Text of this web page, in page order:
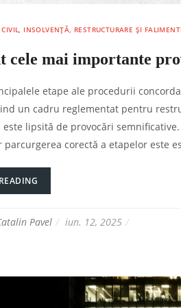
INSOLVENȚĂ, RESTRUCTURARE ȘI
cele mai importante
etape ale procedurii
un cadru reglementat pentru
lipsită de provocări
parcurgerea corectă a etapelor este
Pavel iun. 12, 2025